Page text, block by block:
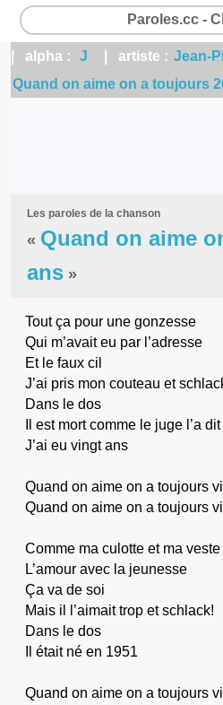
Paroles.cc -
| alpha : J | artiste : Jean-
Quand on aime on a toujours
Les paroles de la chanson
« Quand on aime
ans »
Tout ça pour une gonzesse
Qui m’avait eu par l’adresse
Et le faux cil
J’ai pris mon couteau et
Dans le dos
Il est mort comme le juge l’a dit
J’ai eu vingt ans
Quand on aime on a toujours
Quand on aime on a toujours
Comme ma culotte et ma veste
L’amour avec la jeunesse
Ça va de soi
Mais il l’aimait trop et schlack!
Dans le dos
Il était né en 1951
Quand on aime on a toujours